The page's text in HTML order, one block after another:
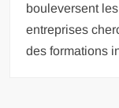
bouleversent
entreprises
des formations